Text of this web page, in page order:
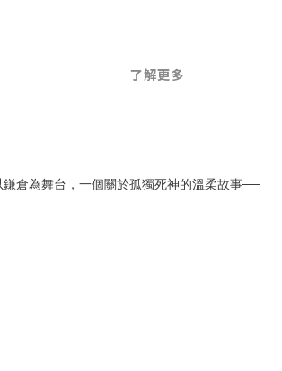
了解更多
倉為舞台，一個關於孤獨死神的溫柔故事──